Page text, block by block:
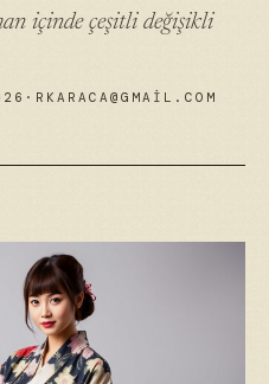
içinde çeşitli değişikli
· RKARACA@GMAIL.COM